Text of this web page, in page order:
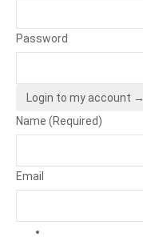
Password
Login to my account →
Name (Required)
Email